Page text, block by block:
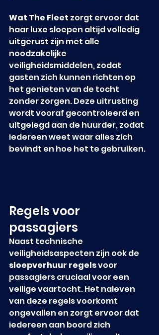
Wat The Fleet zorgt ervoor dat
haar luxe sloepen altijd volledig
uitgerust zijn met alle
noodzakelijke
veiligheidsmiddelen, zodat
gasten zich kunnen richten op
het genieten van de tocht
zonder zorgen. Deze uitrusting
wordt vooraf gecontroleerd en
uitgelegd aan de huurder, zodat
iedereen weet waar alles zich
bevindt en hoe het te gebruiken.
Regels voor
passagiers
Naast technische
veiligheidsaspecten zijn ook de
sloepverhuur regels voor
passagiers cruciaal voor een
veilige vaartocht. Het naleven
van deze regels voorkomt
ongevallen en zorgt ervoor dat
iedereen aan boord zich